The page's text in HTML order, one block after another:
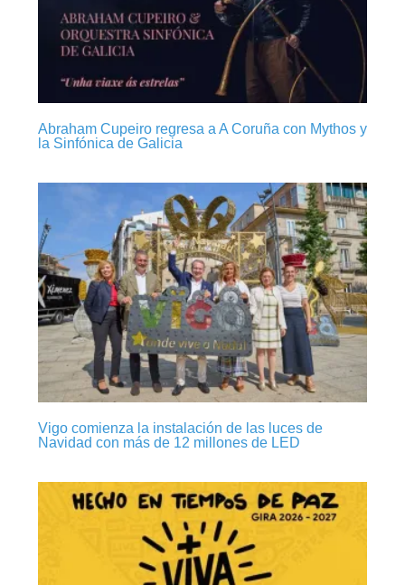
Abraham Cupeiro regresa a A Coruña con Mythos y
la Sinfónica de Galicia
Vigo comienza la instalación de las luces de
Navidad con más de 12 millones de LED